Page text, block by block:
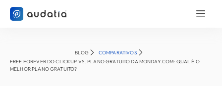
BLOG
COMPARATIVOS
FREE FOREVER DO CLICKUP VS. PLANO GRATUITO DA MONDAY.COM: QUAL É O
MELHOR PLANO GRATUITO?